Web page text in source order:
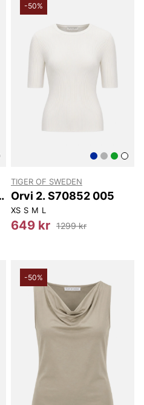
-50%
TIGER OF SWEDEN
Orvi 2. S70852 005
XS S M L
649 kr 1299 kr
-50%